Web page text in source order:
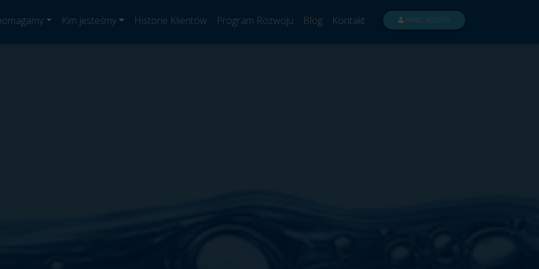
Kim jesteśmy Historie Klientów Program Rozwoju Blog Kontakt PANEL KLIENTA